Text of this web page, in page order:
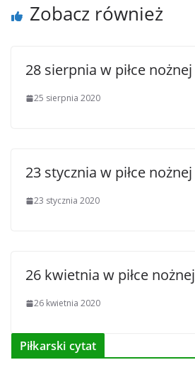
Zobacz również
28 sierpnia w piłce nożnej
25 sierpnia 2020
23 stycznia w piłce nożnej
23 stycznia 2020
26 kwietnia w piłce nożnej
26 kwietnia 2020
Piłkarski cytat